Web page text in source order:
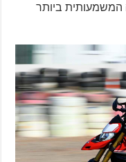
המשמעותית ביותר